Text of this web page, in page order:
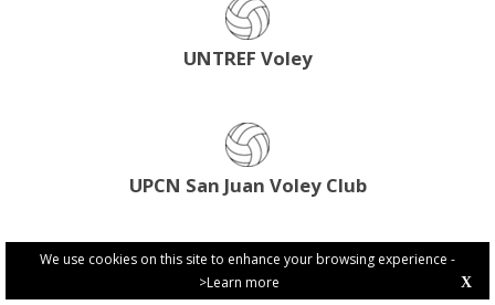
We use cookies on this site to enhance your browsing experience -
>Learn more
X
UNTREF Voley
UPCN San Juan Voley Club